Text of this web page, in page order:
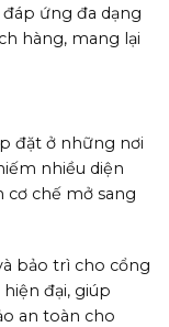
ứng đa dạng
hàng, mang lại
đặt ở những nơi
nhiều diện
cơ chế mở sang
bảo trì cho cổng
đại, giúp
an toàn cho